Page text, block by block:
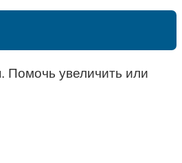
Помочь увеличить или